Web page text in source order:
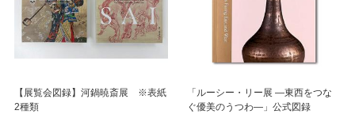
【展覧会図録】河鍋暁斎展 ※表紙
2種類
「ルーシー・リー展 ―東西をつな
ぐ優美のうつわ―」公式図録